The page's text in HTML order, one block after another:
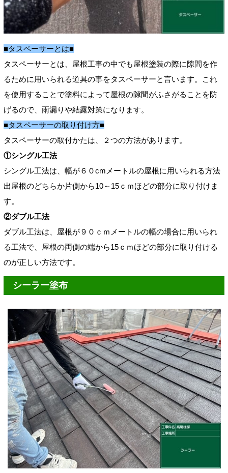
■タスペーサーとは■
タスペーサーとは、屋根工事の中でも屋根塗装の際に隙間を作
るために用いられる道具の事をタスペーサーと言います。これ
を使用することで塗料によって屋根の隙間がふさがることを防
げるので、雨漏りや結露対策になります。
■タスペーサーの取り付け方■
タスペーサーの取付かたは、２つの方法があります。
①シングル工法
シングル工法は、幅が６０cmメートルの屋根に用いられる方法
出屋根のどちらか片側から10～15ｃｍほどの部分に取り付けま
す。
②ダブル工法
ダブル工法は、屋根が９０ｃｍメートルの幅の場合に用いられ
る工法で、屋根の両側の端から15ｃｍほどの部分に取り付ける
のが正しい方法です。
シーラー塗布